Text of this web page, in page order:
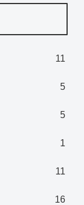
11
5
5
1
11
16